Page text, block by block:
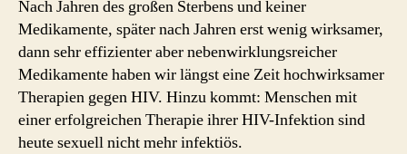
Nach Jahren des großen Sterbens und keiner
Medikamente, später nach Jahren erst wenig wirksamer,
dann sehr effizienter aber nebenwirklungsreicher
Medikamente haben wir längst eine Zeit hochwirksamer
Therapien gegen HIV. Hinzu kommt: Menschen mit
einer erfolgreichen Therapie ihrer HIV-Infektion sind
heute sexuell nicht mehr infektiös.